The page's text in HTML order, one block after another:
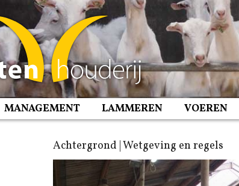
MANAGEMENT LAMMEREN VOEREN
Achtergrond | Wetgeving en regels